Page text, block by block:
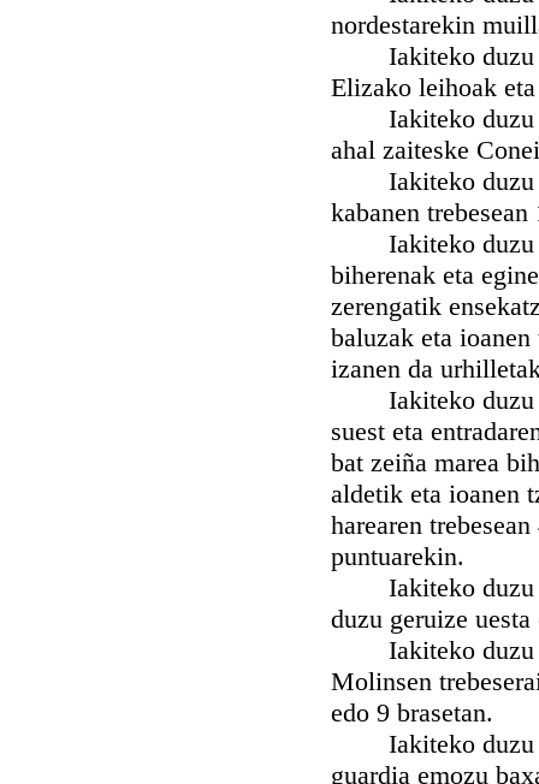
nordestarekin
Iakiteko duzu
Elizako leihoak
Iakiteko duzu
ahal zaiteske
Iakiteko duzu
kabanen trebesean
Iakiteko duzu
biherenak eta
zerengatik
baluzak eta
izanen da
Iakiteko duzu
suest eta
bat zeiña marea
aldetik eta ioanen
harearen
puntuarekin.
Iakiteko duzu
duzu geruize uesta
Iakiteko duzu
Molinsen
edo 9 brasetan.
Iakiteko duzu
guardia emozu